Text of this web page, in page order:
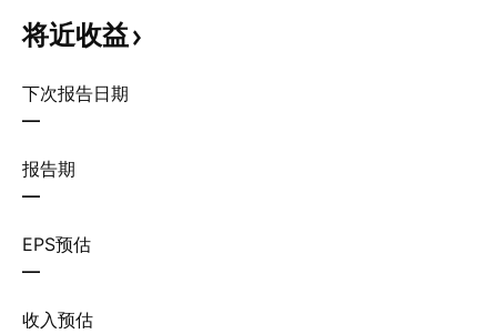
将近收益
下次报告日期
—
报告期
—
EPS预估
—
收入预估